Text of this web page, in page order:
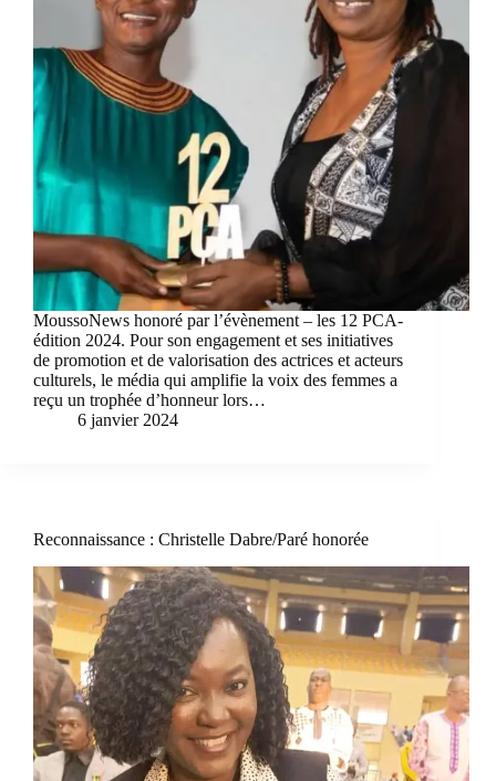
MoussoNews honoré par l’évènement – les 12 PCA-
édition 2024. Pour son engagement et ses initiatives
de promotion et de valorisation des actrices et acteurs
culturels, le média qui amplifie la voix des femmes a
reçu un trophée d’honneur lors…
6 janvier 2024
Reconnaissance : Christelle Dabre/Paré honorée